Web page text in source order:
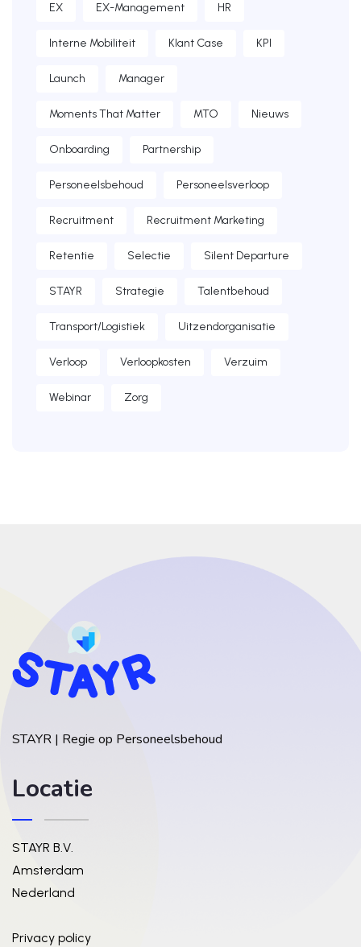
EX EX-Management HR
Interne Mobiliteit Klant Case KPI
Launch Manager
Moments That Matter MTO Nieuws
Onboarding Partnership
Personeelsbehoud Personeelsverloop
Recruitment Recruitment Marketing
Retentie Selectie Silent Departure
STAYR Strategie Talentbehoud
Transport/Logistiek Uitzendorganisatie
Verloop Verloopkosten Verzuim
Webinar Zorg
STAYR | Regie op Personeelsbehoud
Locatie
STAYR B.V.
Amsterdam
Nederland
Privacy policy